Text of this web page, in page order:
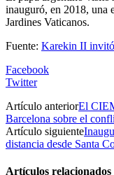
inauguró, en 2018, una
Jardines Vaticanos.
Fuente: Karekin II
Facebook
Twitter
Artículo anteriorEl
Barcelona sobre el
Artículo siguiente
distancia desde Santa
Artículos relacionados